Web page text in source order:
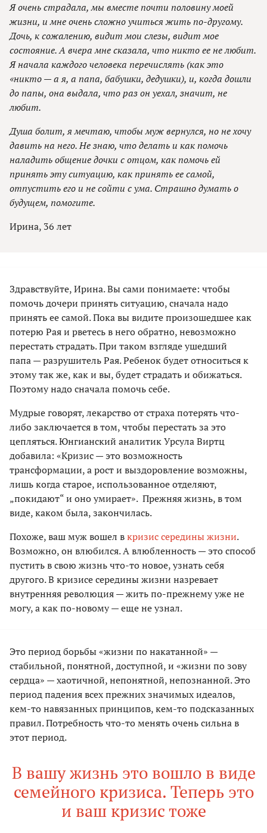
Я очень страдала, мы вместе почти половину моей
жизни, и мне очень сложно учиться жить по-другому.
Дочь, к сожалению, видит мои слезы, видит мое
состояние. А вчера мне сказала, что никто ее не любит.
Я начала каждого человека перечислять (как это
«никто — а я, а папа, бабушки, дедушки), и, когда дошли
до папы, она выдала, что раз он уехал, значит, не
любит.
Душа болит, я мечтаю, чтобы муж вернулся, но не хочу
давить на него. Не знаю, что делать и как помочь
наладить общение дочки с отцом, как помочь ей
принять эту ситуацию, как принять ее самой,
отпустить его и не сойти с ума. Страшно думать о
будущем, помогите.
Ирина, 36 лет
Здравствуйте, Ирина. Вы сами понимаете: чтобы
помочь дочери принять ситуацию, сначала надо
принять ее самой. Пока вы видите произошедшее как
потерю Рая и рветесь в него обратно, невозможно
перестать страдать. При таком взгляде ушедший
папа — разрушитель Рая. Ребенок будет относиться к
этому так же, как и вы, будет страдать и обижаться.
Поэтому надо сначала помочь себе.
Мудрые говорят, лекарство от страха потерять что-
либо заключается в том, чтобы перестать за это
цепляться. Юнгианский аналитик Урсула Виртц
добавила: «Кризис — это возможность
трансформации, а рост и выздоровление возможны,
лишь когда старое, использованное отделяют,
„покидают“ и оно умирает». Прежняя жизнь, в том
виде, каком была, закончилась.
Похоже, ваш муж вошел вкризис середины жизни.
Возможно, он влюбился. А влюбленность — это способ
пустить в свою жизнь что-то новое, узнать себя
другого. В кризисе середины жизни назревает
внутренняя революция — жить по-прежнему уже не
могу, а как по-новому — еще не узнал.
Это период борьбы «жизни по накатанной» —
стабильной, понятной, доступной, и «жизни по зову
сердца» — хаотичной, непонятной, непознанной. Это
период падения всех прежних значимых идеалов,
кем-то навязанных принципов, кем-то подсказанных
правил. Потребность что-то менять очень сильна в
этот период.
В вашу жизнь это вошло в виде
семейного кризиса. Теперь это
и ваш кризис тоже